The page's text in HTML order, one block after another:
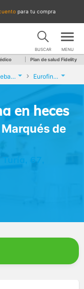
para tu compra
BUSCAR MENU
Plan de salud Fidelity
Prueba de calprotectina en heces Eurofins Análisis Clínicos Marqués de Turia
en heces
de
67,